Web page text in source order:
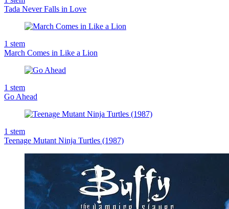
Tada Never Falls in Love
1 stem
March Comes in Like a Lion
1 stem
Go Ahead
1 stem
Teenage Mutant Ninja Turtles (1987)